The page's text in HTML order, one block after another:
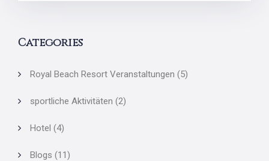
Categories
Royal Beach Resort Veranstaltungen (5)
sportliche Aktivitäten (2)
Hotel (4)
Blogs (11)